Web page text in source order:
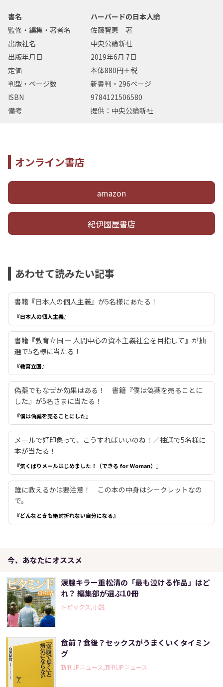
書名
ハーバードの日本人論
監修・編集・著者名
佐藤智恵 著
出版社名
中央公論新社
出版年月日
2019年6月 7日
定価
本体880円＋税
判型・ページ数
新書判・296ページ
ISBN
9784121506580
備考
提供：中央公論新社
オンライン書店
amazon
紀伊國屋書店
あわせて読みたい記事
書籍『日本人の個人主義』が5名様にあたる！
『日本人の個人主義』
書籍『教育立国 ― 人間中心の資本主義社会を目指して』が抽
選で5名様に当たる！
『教育立国』
偽薬でもなぜか効果はある！ 書籍『僕は偽薬を売ることに
した』が5名さまに当たる！
『僕は偽薬を売ることにした』
メールで好印象って、こうすればいいのね！／抽選で5名様に
本が当たる！
『気くばりメールはじめました！（できる for Woman）』
誰に教えるかは要注意！ この本の中身はシークレットなの
で。
『どんなときも絶対折れない自分になる』
今、あなたにオススメ
涙腺キラー重松清の「最も泣ける作品」はど
れ？ 編集部が選ぶ10冊
トピックス,小説
食前？食後？セックスがうまくいくタイミン
グ
新刊JPニュース,新刊JPニュース